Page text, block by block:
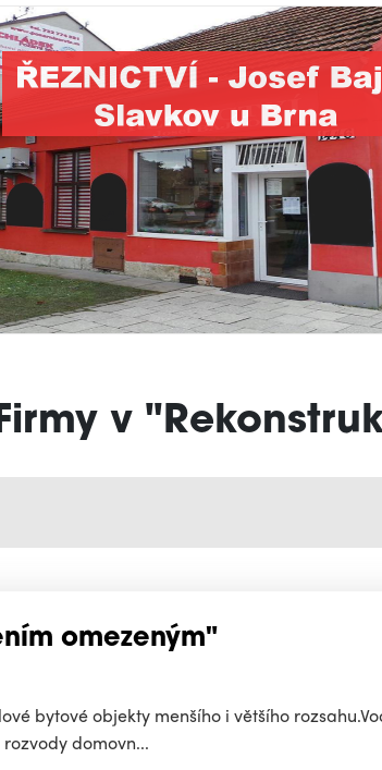
v
omezeným"
bytové objekty menšího i většího
domovn...